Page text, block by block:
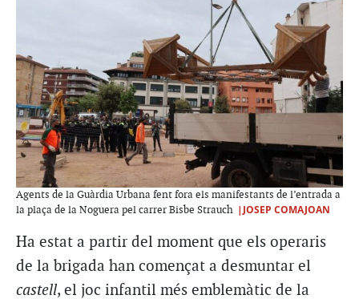
Agents de la Guàrdia Urbana fent fora els manifestants de l’entrada a
la plaça de la Noguera pel carrer Bisbe Strauch |JOSEP COMAJOAN
Ha estat a partir del moment que els operaris
de la brigada han començat a desmuntar el
castell, el joc infantil més emblemàtic de la